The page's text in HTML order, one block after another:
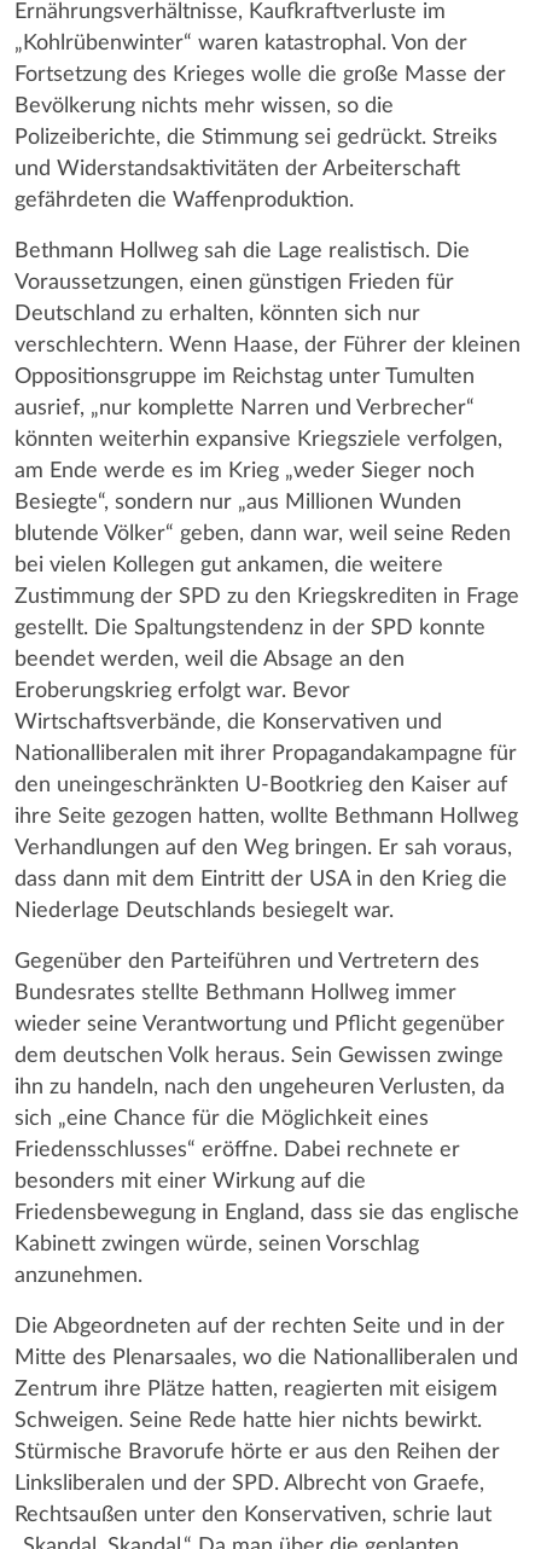
Ernährungsverhältnisse, Kaufkraftverluste im
„Kohlrübenwinter“ waren katastrophal. Von der
Fortsetzung des Krieges wolle die große Masse der
Bevölkerung nichts mehr wissen, so die
Polizeiberichte, die Stimmung sei gedrückt. Streiks
und Widerstandsaktivitäten der Arbeiterschaft
gefährdeten die Waffenproduktion.
Bethmann Hollweg sah die Lage realistisch. Die
Voraussetzungen, einen günstigen Frieden für
Deutschland zu erhalten, könnten sich nur
verschlechtern. Wenn Haase, der Führer der kleinen
Oppositionsgruppe im Reichstag unter Tumulten
ausrief, „nur komplette Narren und Verbrecher“
könnten weiterhin expansive Kriegsziele verfolgen,
am Ende werde es im Krieg „weder Sieger noch
Besiegte“, sondern nur „aus Millionen Wunden
blutende Völker“ geben, dann war, weil seine Reden
bei vielen Kollegen gut ankamen, die weitere
Zustimmung der SPD zu den Kriegskrediten in Frage
gestellt. Die Spaltungstendenz in der SPD konnte
beendet werden, weil die Absage an den
Eroberungskrieg erfolgt war. Bevor
Wirtschaftsverbände, die Konservativen und
Nationalliberalen mit ihrer Propagandakampagne für
den uneingeschränkten U-Bootkrieg den Kaiser auf
ihre Seite gezogen hatten, wollte Bethmann Hollweg
Verhandlungen auf den Weg bringen. Er sah voraus,
dass dann mit dem Eintritt der USA in den Krieg die
Niederlage Deutschlands besiegelt war.
Gegenüber den Parteiführen und Vertretern des
Bundesrates stellte Bethmann Hollweg immer
wieder seine Verantwortung und Pflicht gegenüber
dem deutschen Volk heraus. Sein Gewissen zwinge
ihn zu handeln, nach den ungeheuren Verlusten, da
sich „eine Chance für die Möglichkeit eines
Friedensschlusses“ eröffne. Dabei rechnete er
besonders mit einer Wirkung auf die
Friedensbewegung in England, dass sie das englische
Kabinett zwingen würde, seinen Vorschlag
anzunehmen.
Die Abgeordneten auf der rechten Seite und in der
Mitte des Plenarsaales, wo die Nationalliberalen und
Zentrum ihre Plätze hatten, reagierten mit eisigem
Schweigen. Seine Rede hatte hier nichts bewirkt.
Stürmische Bravorufe hörte er aus den Reihen der
Linksliberalen und der SPD. Albrecht von Graefe,
Rechtsaußen unter den Konservativen, schrie laut